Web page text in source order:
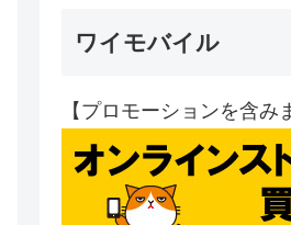
ワイモバイル
【プロモーションを含み